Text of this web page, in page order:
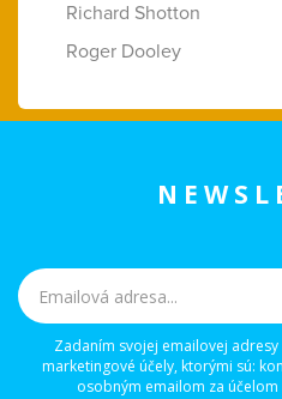
Richard Shotton
Roger Dooley
Zadaním svojej emailovej
marketingové účely, ktorými sú:
osobným emailom za